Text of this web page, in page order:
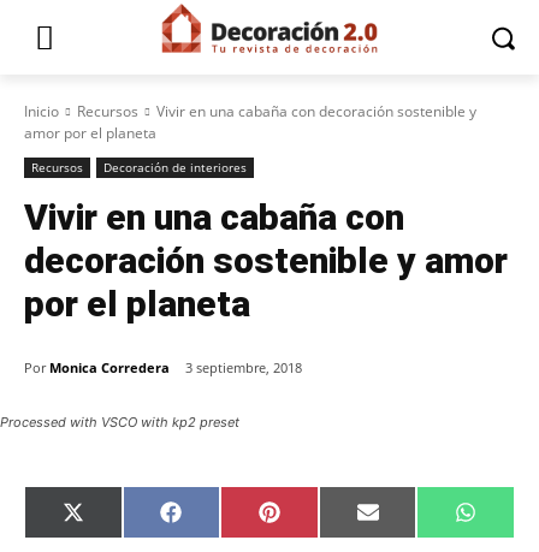
Inicio Recursos
Vivir en una cabaña con decoración sostenible y
amor por el planeta
Recursos Decoración de interiores
Vivir en una cabaña con
decoración sostenible y amor
por el planeta
Por Monica Corredera 3 septiembre, 2018
Processed with VSCO with kp2 preset
C
o
X
(
C
o
F
a
C
o
P
i
C
o
E
m
C
o
W
h